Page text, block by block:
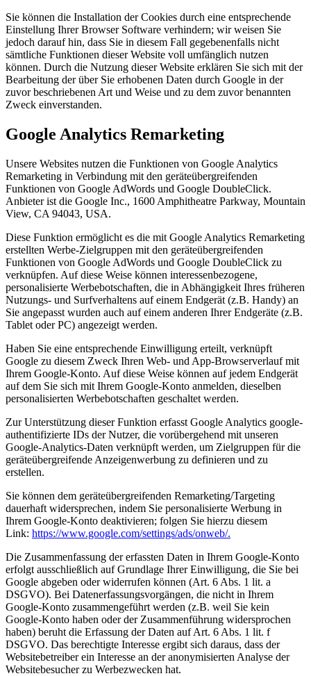
Sie können die Installation der Cookies durch eine entsprechende
Einstellung Ihrer Browser Software verhindern; wir weisen Sie
jedoch darauf hin, dass Sie in diesem Fall gegebenenfalls nicht
sämtliche Funktionen dieser Website voll umfänglich nutzen
können. Durch die Nutzung dieser Website erklären Sie sich mit der
Bearbeitung der über Sie erhobenen Daten durch Google in der
zuvor beschriebenen Art und Weise und zu dem zuvor benannten
Zweck einverstanden.
Google Analytics Remarketing
Unsere Websites nutzen die Funktionen von Google Analytics
Remarketing in Verbindung mit den geräteübergreifenden
Funktionen von Google AdWords und Google DoubleClick.
Anbieter ist die Google Inc., 1600 Amphitheatre Parkway, Mountain
View, CA 94043, USA.
Diese Funktion ermöglicht es die mit Google Analytics Remarketing
erstellten Werbe-Zielgruppen mit den geräteübergreifenden
Funktionen von Google AdWords und Google DoubleClick zu
verknüpfen. Auf diese Weise können interessenbezogene,
personalisierte Werbebotschaften, die in Abhängigkeit Ihres früheren
Nutzungs- und Surfverhaltens auf einem Endgerät (z.B. Handy) an
Sie angepasst wurden auch auf einem anderen Ihrer Endgeräte (z.B.
Tablet oder PC) angezeigt werden.
Haben Sie eine entsprechende Einwilligung erteilt, verknüpft
Google zu diesem Zweck Ihren Web- und App-Browserverlauf mit
Ihrem Google-Konto. Auf diese Weise können auf jedem Endgerät
auf dem Sie sich mit Ihrem Google-Konto anmelden, dieselben
personalisierten Werbebotschaften geschaltet werden.
Zur Unterstützung dieser Funktion erfasst Google Analytics google-
authentifizierte IDs der Nutzer, die vorübergehend mit unseren
Google-Analytics-Daten verknüpft werden, um Zielgruppen für die
geräteübergreifende Anzeigenwerbung zu definieren und zu
erstellen.
Sie können dem geräteübergreifenden Remarketing/Targeting
dauerhaft widersprechen, indem Sie personalisierte Werbung in
Ihrem Google-Konto deaktivieren; folgen Sie hierzu diesem
Link: https://www.google.com/settings/ads/onweb/.
Die Zusammenfassung der erfassten Daten in Ihrem Google-Konto
erfolgt ausschließlich auf Grundlage Ihrer Einwilligung, die Sie bei
Google abgeben oder widerrufen können (Art. 6 Abs. 1 lit. a
DSGVO). Bei Datenerfassungsvorgängen, die nicht in Ihrem
Google-Konto zusammengeführt werden (z.B. weil Sie kein
Google-Konto haben oder der Zusammenführung widersprochen
haben) beruht die Erfassung der Daten auf Art. 6 Abs. 1 lit. f
DSGVO. Das berechtigte Interesse ergibt sich daraus, dass der
Websitebetreiber ein Interesse an der anonymisierten Analyse der
Websitebesucher zu Werbezwecken hat.